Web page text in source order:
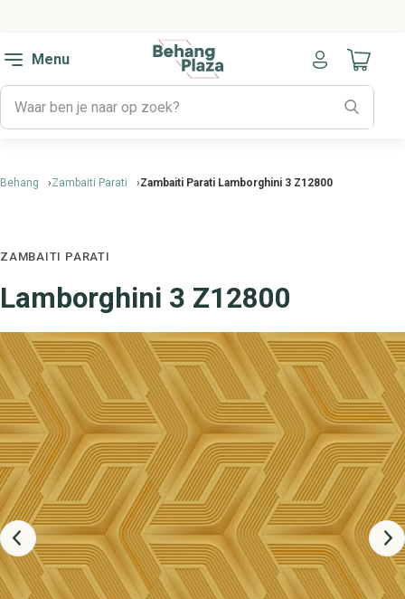
Menu
Naar
Behang Zambaiti Parati Zambaiti Parati Lamborghini 3 Z12800
ZAMBAITI PARATI
Lamborghini 3 Z12800